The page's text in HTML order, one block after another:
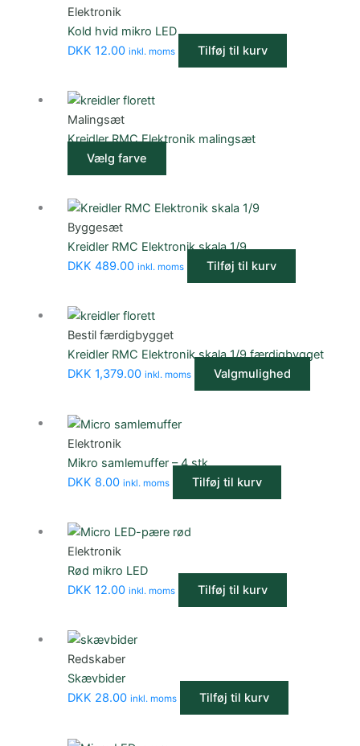
Elektronik
Kold hvid mikro LED
DKK 12.00 inkl. moms Tilføj til kurv
Malingsæt
Kreidler RMC Elektronik malingsæt
Vælg farve
Byggesæt
Kreidler RMC Elektronik skala 1/9
DKK 489.00 inkl. moms Tilføj til kurv
Bestil færdigbygget
Kreidler RMC Elektronik skala 1/9 færdigbygget
DKK 1,379.00 inkl. moms Valgmulighed
Elektronik
Mikro samlemuffer – 4 stk
DKK 8.00 inkl. moms Tilføj til kurv
Elektronik
Rød mikro LED
DKK 12.00 inkl. moms Tilføj til kurv
Redskaber
Skævbider
DKK 28.00 inkl. moms Tilføj til kurv